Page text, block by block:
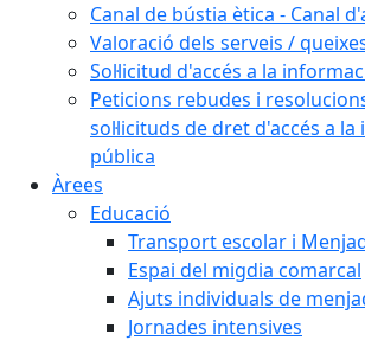
Canal de bústia ètica - Canal
Valoració dels serveis /
Sol·licitud d'accés a la
Peticions rebudes i
sol·licituds de dret d'accés a
pública
Àrees
Educació
Transport escolar i
Espai del migdia comarcal
Ajuts individuals de
Jornades intensives